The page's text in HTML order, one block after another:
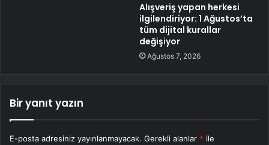
Alışveriş yapan herkesi
ilgilendiriyor: 1 Ağustos’ta
tüm dijital kurallar
değişiyor
Ağustos 7, 2026
Bir yanıt yazın
E-posta adresiniz yayınlanmayacak. Gerekli alanlar * ile